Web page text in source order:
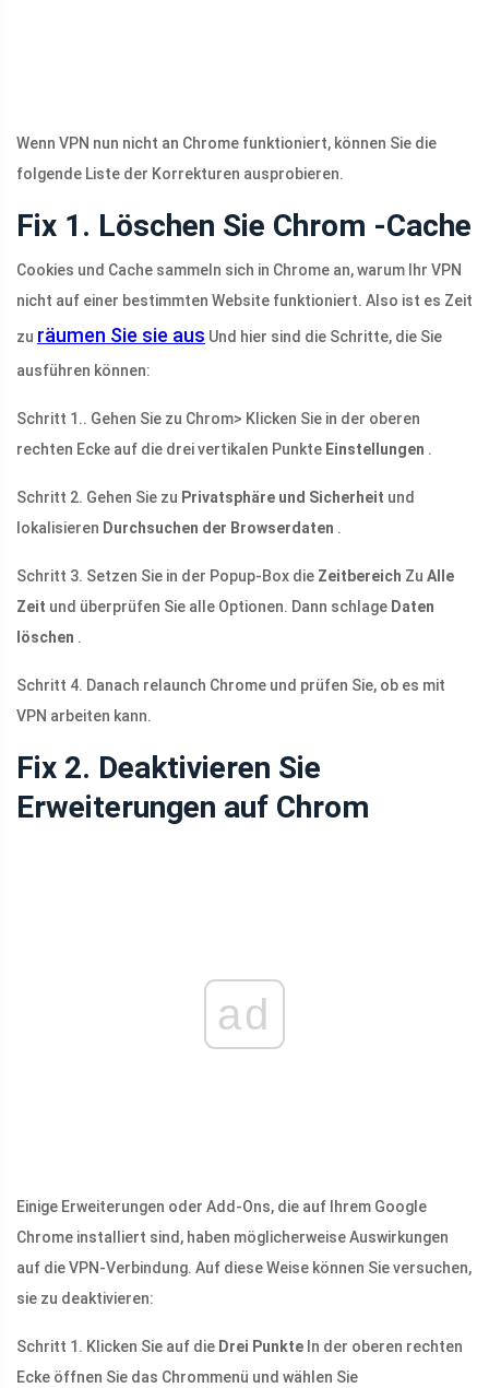
Wenn VPN nun nicht an Chrome funktioniert, können Sie die
folgende Liste der Korrekturen ausprobieren.
Fix 1. Löschen Sie Chrom -Cache
Cookies und Cache sammeln sich in Chrome an, warum Ihr VPN
nicht auf einer bestimmten Website funktioniert. Also ist es Zeit
zu räumen Sie sie aus Und hier sind die Schritte, die Sie
ausführen können:
Schritt 1.. Gehen Sie zu Chrom> Klicken Sie in der oberen
rechten Ecke auf die drei vertikalen Punkte Einstellungen .
Schritt 2. Gehen Sie zu Privatsphäre und Sicherheit und
lokalisieren Durchsuchen der Browserdaten .
Schritt 3. Setzen Sie in der Popup-Box die Zeitbereich Zu Alle
Zeit und überprüfen Sie alle Optionen. Dann schlage Daten
löschen .
Schritt 4. Danach relaunch Chrome und prüfen Sie, ob es mit
VPN arbeiten kann.
Fix 2. Deaktivieren Sie
Erweiterungen auf Chrom
ad
Einige Erweiterungen oder Add-Ons, die auf Ihrem Google
Chrome installiert sind, haben möglicherweise Auswirkungen
auf die VPN-Verbindung. Auf diese Weise können Sie versuchen,
sie zu deaktivieren:
Schritt 1. Klicken Sie auf die Drei Punkte In der oberen rechten
Ecke öffnen Sie das Chrommenü und wählen Sie